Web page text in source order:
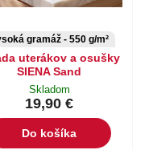
gramáž - 550 g/m²
uterákov a osušky
SIENA Sand
Skladom
19,90 €
Do košíka